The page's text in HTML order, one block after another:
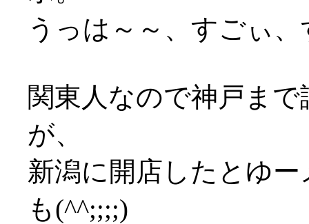
うっは～～、すごぃ
関東人なので神戸ま
が、
新潟に開店したとゆ
も(^^;;;;)